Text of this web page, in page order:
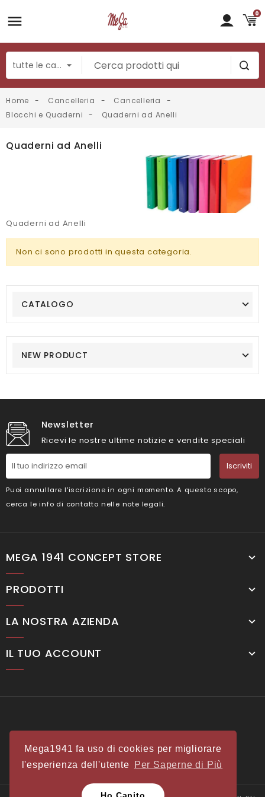
Mega1941 fa uso di cookies per migliorare
l'esperienza dell'utente
Per Saperne di Più
0
Home Cancelleria
Cancelleria
Blocchi e Quaderni
Quaderni ad Anelli
CATALOGO
NEW PRODUCT
Quaderni ad Anelli
Quaderni ad Anelli
Non ci sono prodotti in questa categoria.
Newsletter
Ricevi le nostre ultime notizie e vendite speciali
Iscriviti
Puoi annullare l'iscrizione in ogni momento. A questo scopo,
cerca le info di contatto nelle note legali.
MEGA 1941 CONCEPT STORE
PRODOTTI
LA NOSTRA AZIENDA
IL TUO ACCOUNT